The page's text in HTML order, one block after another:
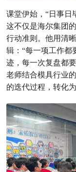
课堂伊始，“日事日
这不仅是海尔集团
行动准则。他用清
辑：“每一项工作都
迹，每一次复盘都
老师结合模具行业
的迭代过程，转化